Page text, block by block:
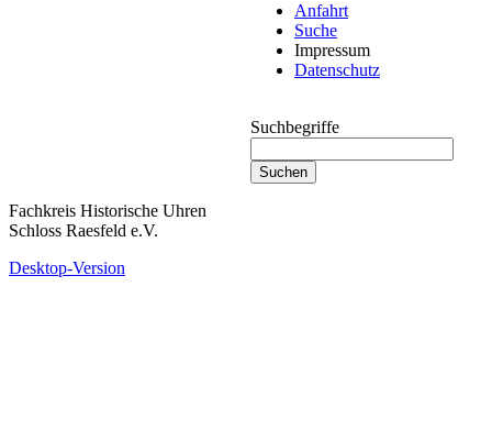
Anfahrt
Suche
Impressum
Datenschutz
Suchbegriffe
Fachkreis Historische Uhren
Schloss Raesfeld e.V.
Desktop-Version